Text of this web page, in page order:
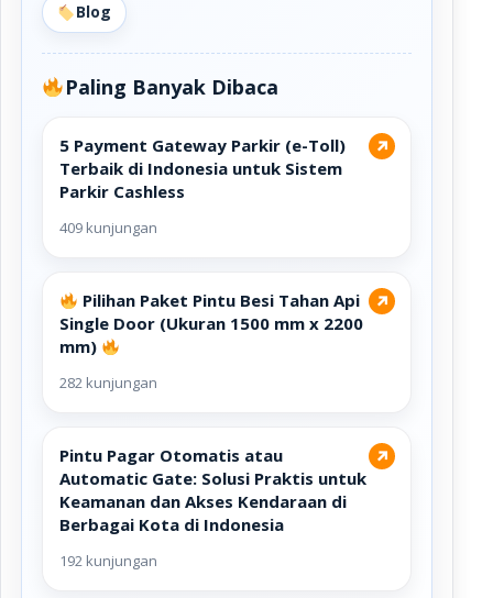
Blog
Paling Banyak Dibaca
↗
5 Payment Gateway Parkir (e-Toll)
Terbaik di Indonesia untuk Sistem
Parkir Cashless
409 kunjungan
↗
Pilihan Paket Pintu Besi Tahan Api
Single Door (Ukuran 1500 mm x 2200
mm)
282 kunjungan
↗
Pintu Pagar Otomatis atau
Automatic Gate: Solusi Praktis untuk
Keamanan dan Akses Kendaraan di
Berbagai Kota di Indonesia
192 kunjungan